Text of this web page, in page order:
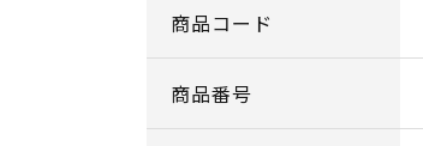
商品コード
商品番号